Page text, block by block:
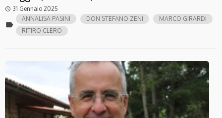
access_time 31 Gennaio 2025
label
ANNALISA PASINI DON STEFANO ZENI
MARCO GIRARDI
RITIRO CLERO